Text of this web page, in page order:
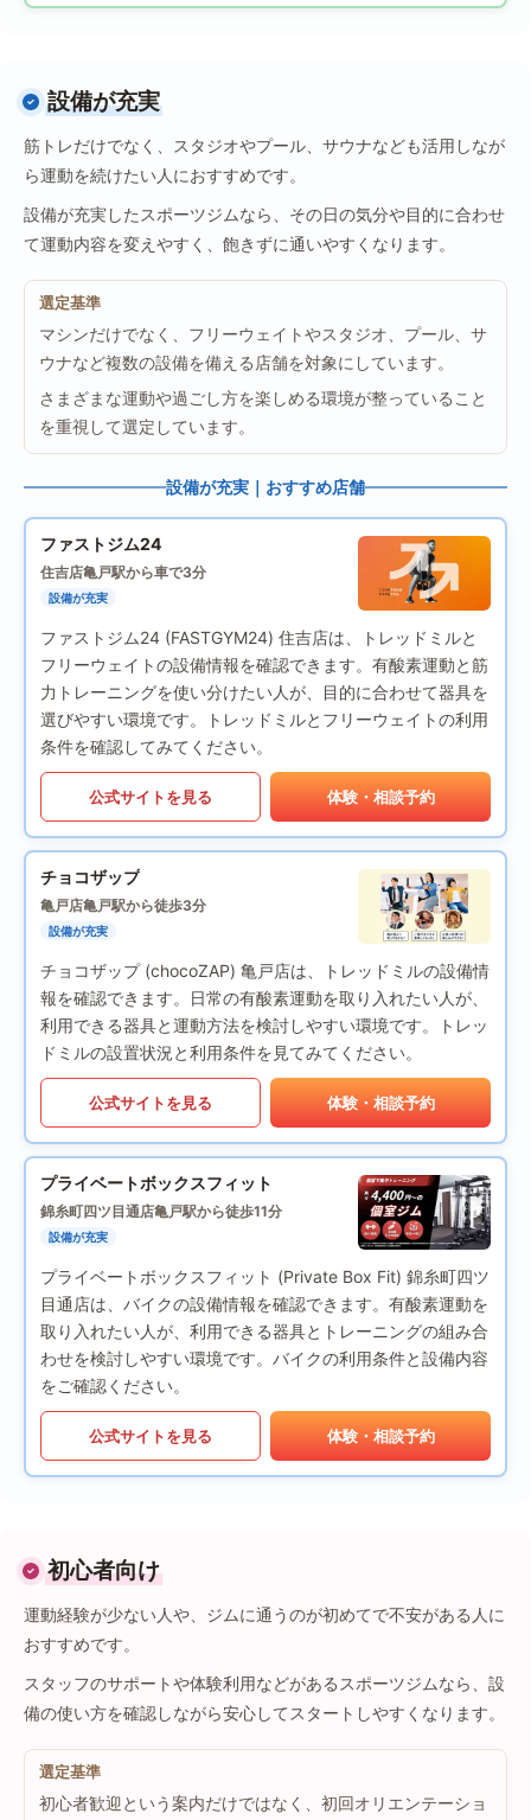
設備が充実
筋トレだけでなく、スタジオやプール、サウナなども活用しなが
ら運動を続けたい人におすすめです。
設備が充実したスポーツジムなら、その日の気分や目的に合わせ
て運動内容を変えやすく、飽きずに通いやすくなります。
選定基準
マシンだけでなく、フリーウェイトやスタジオ、プール、サ
ウナなど複数の設備を備える店舗を対象にしています。
さまざまな運動や過ごし方を楽しめる環境が整っていること
を重視して選定しています。
設備が充実｜おすすめ店舗
ファストジム24
住吉店亀戸駅から車で3分
設備が充実
ファストジム24 (FASTGYM24) 住吉店は、トレッドミルと
フリーウェイトの設備情報を確認できます。有酸素運動と筋
力トレーニングを使い分けたい人が、目的に合わせて器具を
選びやすい環境です。トレッドミルとフリーウェイトの利用
条件を確認してみてください。
公式サイトを見る 体験・相談予約
チョコザップ
亀戸店亀戸駅から徒歩3分
設備が充実
チョコザップ (chocoZAP) 亀戸店は、トレッドミルの設備情
報を確認できます。日常の有酸素運動を取り入れたい人が、
利用できる器具と運動方法を検討しやすい環境です。トレッ
ドミルの設置状況と利用条件を見てみてください。
公式サイトを見る 体験・相談予約
プライベートボックスフィット
錦糸町四ツ目通店亀戸駅から徒歩11分
設備が充実
プライベートボックスフィット (Private Box Fit) 錦糸町四ツ
目通店は、バイクの設備情報を確認できます。有酸素運動を
取り入れたい人が、利用できる器具とトレーニングの組み合
わせを検討しやすい環境です。バイクの利用条件と設備内容
をご確認ください。
公式サイトを見る 体験・相談予約
初心者向け
運動経験が少ない人や、ジムに通うのが初めてで不安がある人に
おすすめです。
スタッフのサポートや体験利用などがあるスポーツジムなら、設
備の使い方を確認しながら安心してスタートしやすくなります。
選定基準
初心者歓迎という案内だけではなく、初回オリエンテーショ